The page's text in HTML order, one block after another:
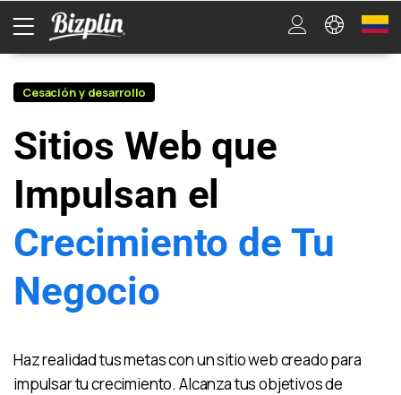
Cesación y desarrollo
Sitios Web que
Impulsan el
Crecimiento de Tu
Negocio
Haz realidad tus metas con un sitio web creado para
impulsar tu crecimiento. Alcanza tus objetivos de